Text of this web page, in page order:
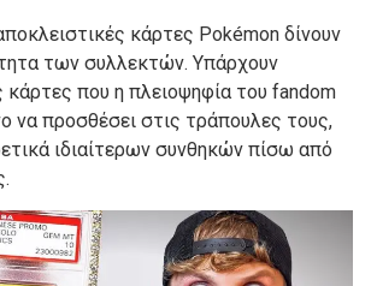
κάρτες Pokémon δίνουν
των συλλεκτών. Υπάρχουν
κάρτες που η πλειοψηφία του fandom
να προσθέσει στις τράπουλες τους,
ιδιαίτερων συνθηκών πίσω από
.